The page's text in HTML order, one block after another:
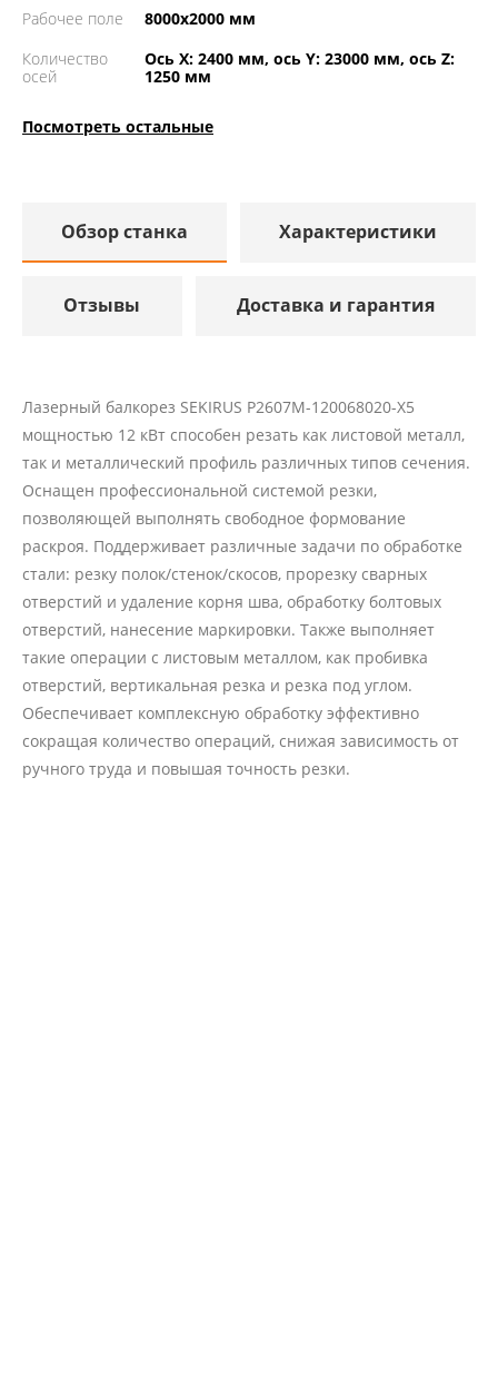
Рабочее поле
8000х2000 мм
Количество
осей
Ось X: 2400 мм, ось Y: 23000 мм, ось Z:
1250 мм
Посмотреть остальные
Обзор станка Характеристики
Отзывы Доставка и гарантия
Лазерный балкорез SEKIRUS P2607M-120068020-X5
мощностью 12 кВт способен резать как листовой металл,
так и металлический профиль различных типов сечения.
Оснащен профессиональной системой резки,
позволяющей выполнять свободное формование
раскроя. Поддерживает различные задачи по обработке
стали: резку полок/стенок/скосов, прорезку сварных
отверстий и удаление корня шва, обработку болтовых
отверстий, нанесение маркировки. Также выполняет
такие операции с листовым металлом, как пробивка
отверстий, вертикальная резка и резка под углом.
Обеспечивает комплексную обработку эффективно
сокращая количество операций, снижая зависимость от
ручного труда и повышая точность резки.